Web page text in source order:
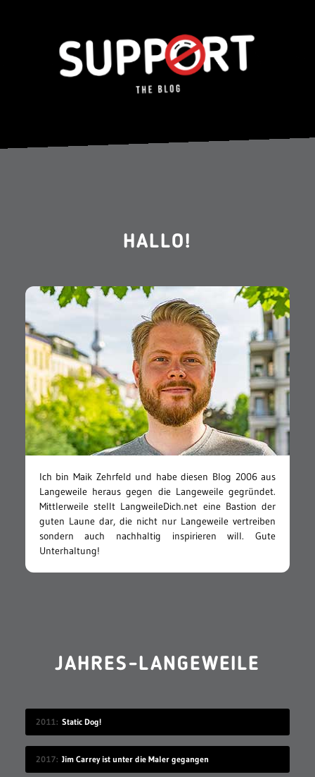
HALLO!
Ich bin Maik Zehrfeld und habe diesen Blog 2006 aus
Langeweile heraus gegen die Langeweile gegründet.
Mittlerweile stellt LangweileDich.net eine Bastion der
guten Laune dar, die nicht nur Langeweile vertreiben
sondern auch nachhaltig inspirieren will. Gute
Unterhaltung!
JAHRES-LANGEWEILE
2011 Static Dog!
2017 Jim Carrey ist unter die Maler gegangen